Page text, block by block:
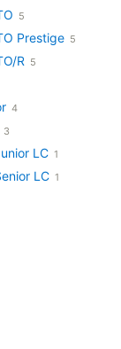
5
Prestige 5
R 5
4
3
LC 1
LC 1